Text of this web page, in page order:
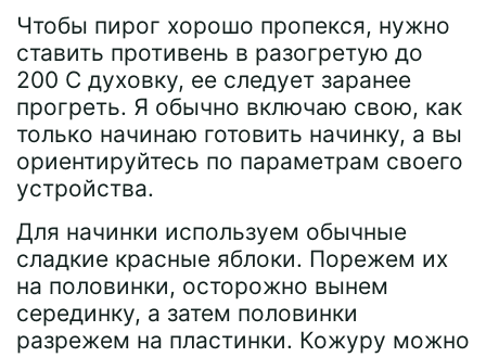
Чтобы пирог хорошо пропекся, нужно
ставить противень в разогретую до
200 С духовку, ее следует заранее
прогреть. Я обычно включаю свою, как
только начинаю готовить начинку, а вы
ориентируйтесь по параметрам своего
устройства.
Для начинки используем обычные
сладкие красные яблоки. Порежем их
на половинки, осторожно вынем
серединку, а затем половинки
разрежем на пластинки. Кожуру можно